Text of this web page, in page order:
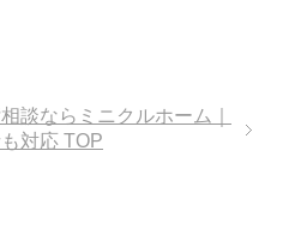
談ならミニクルホーム｜
対応 TOP